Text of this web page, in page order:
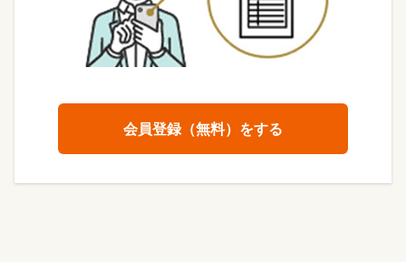
会員登録（無料）をする